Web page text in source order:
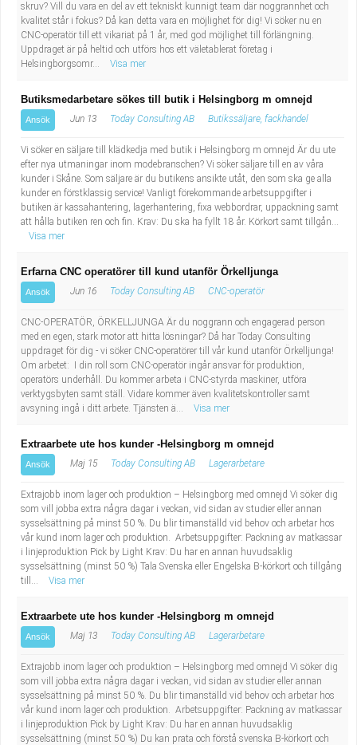
skruv? Vill du vara en del av ett tekniskt kunnigt team där noggrannhet och
kvalitet står i fokus? Då kan detta vara en möjlighet för dig! Vi söker nu en
CNC-operatör till ett vikariat på 1 år, med god möjlighet till förlängning.
Uppdraget är på heltid och utförs hos ett väletablerat företag i
Helsingborgsomr...
Visa mer
Butiksmedarbetare sökes till butik i Helsingborg m omnejd
Ansök Jun 13 Today Consulting AB Butikssäljare, fackhandel
Vi söker en säljare till klädkedja med butik i Helsingborg m omnejd Är du ute
efter nya utmaningar inom modebranschen? Vi söker säljare till en av våra
kunder i Skåne. Som säljare är du butikens ansikte utåt, den som ska ge alla
kunder en förstklassig service! Vanligt förekommande arbetsuppgifter i
butiken är kassahantering, lagerhantering, fixa webbordrar, uppackning samt
att hålla butiken ren och fin. Krav: Du ska ha fyllt 18 år. Körkort samt tillgån...
Visa mer
Erfarna CNC operatörer till kund utanför Örkelljunga
Ansök Jun 16 Today Consulting AB CNC-operatör
CNC-OPERATÖR, ÖRKELLJUNGA Är du noggrann och engagerad person
med en egen, stark motor att hitta lösningar? Då har Today Consulting
uppdraget för dig - vi söker CNC-operatörer till vår kund utanför Örkelljunga!
Om arbetet: I din roll som CNC-operatör ingår ansvar för produktion,
operatörs underhåll. Du kommer arbeta i CNC-styrda maskiner, utföra
verktygsbyten samt ställ. Vidare kommer även kvalitetskontroller samt
avsyning ingå i ditt arbete. Tjänsten ä...
Visa mer
Extraarbete ute hos kunder -Helsingborg m omnejd
Ansök Maj 15 Today Consulting AB Lagerarbetare
Extrajobb inom lager och produktion – Helsingborg med omnejd Vi söker dig
som vill jobba extra några dagar i veckan, vid sidan av studier eller annan
sysselsättning på minst 50 %. Du blir timanställd vid behov och arbetar hos
vår kund inom lager och produktion. Arbetsuppgifter: Packning av matkassar
i linjeproduktion Pick by Light Krav: Du har en annan huvudsaklig
sysselsättning (minst 50 %) Tala Svenska eller Engelska B-körkort och tillgång
till...
Visa mer
Extraarbete ute hos kunder -Helsingborg m omnejd
Ansök Maj 13 Today Consulting AB Lagerarbetare
Extrajobb inom lager och produktion – Helsingborg med omnejd Vi söker dig
som vill jobba extra några dagar i veckan, vid sidan av studier eller annan
sysselsättning på minst 50 %. Du blir timanställd vid behov och arbetar hos
vår kund inom lager och produktion. Arbetsuppgifter: Packning av matkassar
i linjeproduktion Pick by Light Krav: Du har en annan huvudsaklig
sysselsättning (minst 50 %) Du kan prata och förstå svenska B-körkort och